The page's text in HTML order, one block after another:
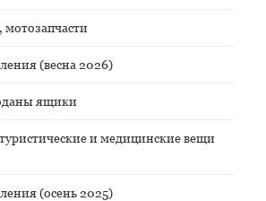
мотозапчасти
(весна 2026)
ящики
и медицинские вещи
(осень 2025)